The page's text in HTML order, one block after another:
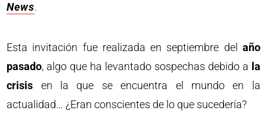
News.
Esta invitación fue realizada en septiembre del año
pasado, algo que ha levantado sospechas debido a la
crisis en la que se encuentra el mundo en la
actualidad… ¿Eran conscientes de lo que sucedería?